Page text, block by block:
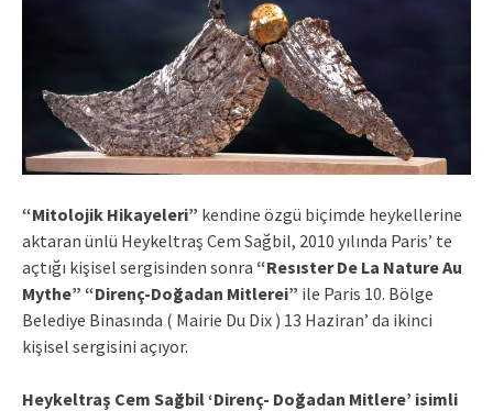
“Mitolojik Hikayeleri” kendine özgü biçimde heykellerine
aktaran ünlü Heykeltraş Cem Sağbil, 2010 yılında Paris’ te
açtığı kişisel sergisinden sonra “Resıster De La Nature Au
Mythe” “Direnç-Doğadan Mitlerei” ile Paris 10. Bölge
Belediye Binasında ( Mairie Du Dix ) 13 Haziran’ da ikinci
kişisel sergisini açıyor.
Heykeltraş Cem Sağbil ‘Direnç- Doğadan Mitlere’ isimli